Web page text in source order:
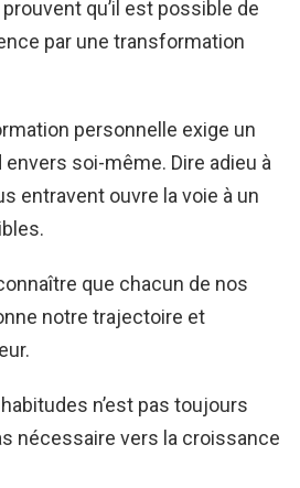
qu’il est possible de
par une transformation
personnelle exige un
soi-même. Dire adieu à
entravent ouvre la voie à un
que chacun de nos
notre trajectoire et
n’est pas toujours
nécessaire vers la croissance